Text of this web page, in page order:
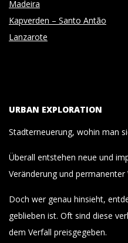
Madeira
Kapverden – Santo Antão
Lanzarote
URBAN EXPLORATION
Stadterneuerung, wohin man
Überall entstehen neue und
Veränderung und permanenter
Doch wer genau hinsieht,
geblieben ist. Oft sind diese
dem Verfall preisgegeben.